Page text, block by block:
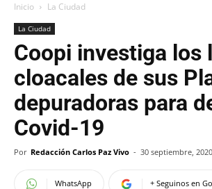
Inicio La Ciudad
La Ciudad
Coopi investiga los
cloacales de sus
depuradoras para
Covid-19
Por Redacción Carlos Paz Vivo - 30 septiembre, 2020
WhatsApp + Seguinos en